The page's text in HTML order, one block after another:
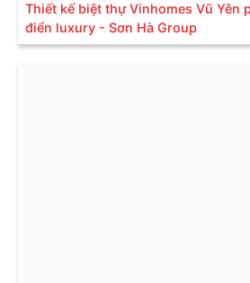
Thiết kế biệt thự Vinhomes Vũ Yên
điển luxury - Sơn Hà Group